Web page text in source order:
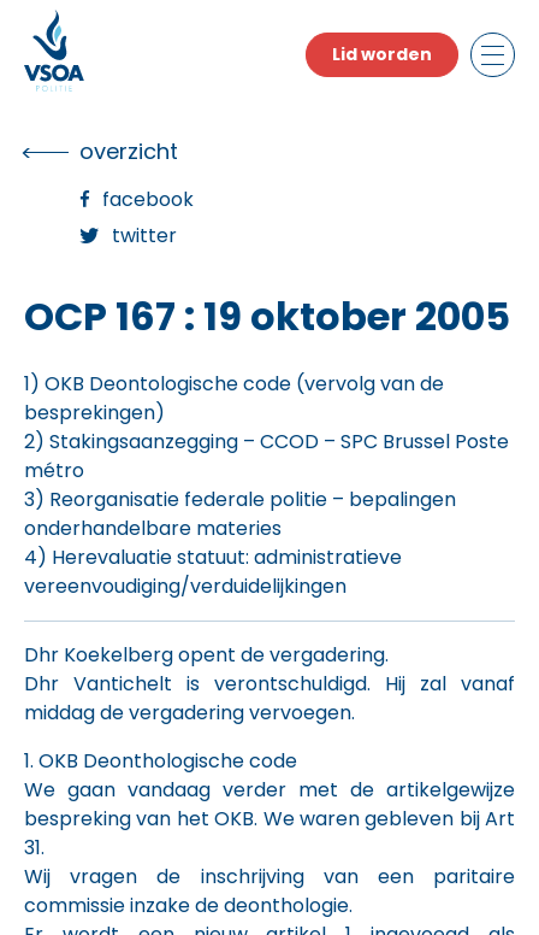
the
content
Lid worden
overzicht
facebook
twitter
OCP 167 : 19 oktober 2005
1) OKB Deontologische code (vervolg van de
besprekingen)
2) Stakingsaanzegging – CCOD – SPC Brussel Poste
métro
3) Reorganisatie federale politie – bepalingen
onderhandelbare materies
4) Herevaluatie statuut: administratieve
vereenvoudiging/verduidelijkingen
Dhr Koekelberg opent de vergadering.
Dhr Vantichelt is verontschuldigd. Hij zal vanaf
middag de vergadering vervoegen.
1. OKB Deonthologische code
We gaan vandaag verder met de artikelgewijze
bespreking van het OKB. We waren gebleven bij Art
31.
Wij vragen de inschrijving van een paritaire
commissie inzake de deonthologie.